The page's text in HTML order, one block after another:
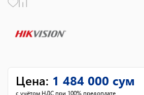
Цена: 1 484 000 сум
с учётом НДС при 100% предоплате